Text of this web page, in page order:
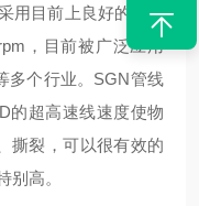
用目前上良好的三级
，目前被广泛应用
多个行业。SGN管线
的超高速线速度使物
撕裂，可以很有效的
别高。